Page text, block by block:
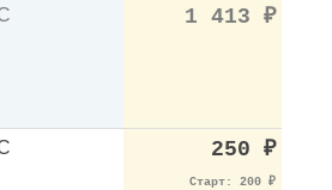
1 413 ₽
250 ₽
Старт: 200 ₽